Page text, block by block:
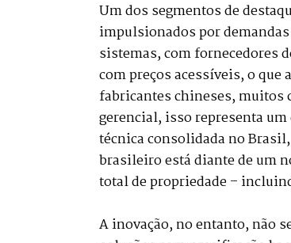
Um dos segmentos de
impulsionados por
sistemas, com fornecedores
com preços acessíveis, o que
fabricantes chineses, muitos
gerencial, isso representa
técnica consolidada no
brasileiro está diante de um
total de propriedade –
A inovação, no entanto, não